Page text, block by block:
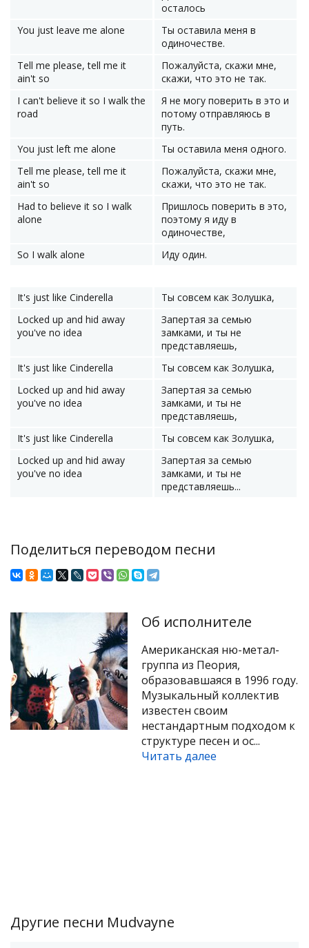
осталось
You just leave me alone
Ты оставила меня в
одиночестве.
Tell me please, tell me it
ain't so
Пожалуйста, скажи мне,
скажи, что это не так.
I can't believe it so I walk the
road
Я не могу поверить в это и
потому отправляюсь в
путь.
You just left me alone
Ты оставила меня одного.
Tell me please, tell me it
ain't so
Пожалуйста, скажи мне,
скажи, что это не так.
Had to believe it so I walk
alone
Пришлось поверить в это,
поэтому я иду в
одиночестве,
So I walk alone
Иду один.
It's just like Cinderella
Ты совсем как Золушка,
Locked up and hid away
you've no idea
Запертая за семью
замками, и ты не
представляешь,
It's just like Cinderella
Ты совсем как Золушка,
Locked up and hid away
you've no idea
Запертая за семью
замками, и ты не
представляешь,
It's just like Cinderella
Ты совсем как Золушка,
Locked up and hid away
you've no idea
Запертая за семью
замками, и ты не
представляешь...
Поделиться переводом песни
Об исполнителе
Американская ню-метал-
группа из Пеория,
образовавшаяся в 1996 году.
Музыкальный коллектив
известен своим
нестандартным подходом к
структуре песен и ос...
Читать далее
Другие песни Mudvayne